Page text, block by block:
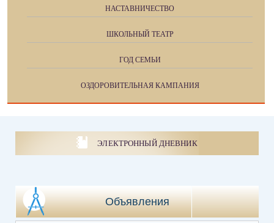
НАСТАВНИЧЕСТВО
ШКОЛЬНЫЙ ТЕАТР
ГОД СЕМЬИ
ОЗДОРОВИТЕЛЬНАЯ КАМПАНИЯ
ЭЛЕКТРОННЫЙ ДНЕВНИК
Объявления